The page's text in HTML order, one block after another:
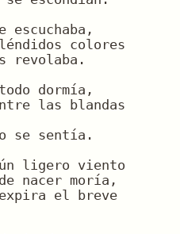
escuchaba,
colores
revolaba.
dormía,
las blandas
se sentía.
ligero viento
nacer moría,
el breve